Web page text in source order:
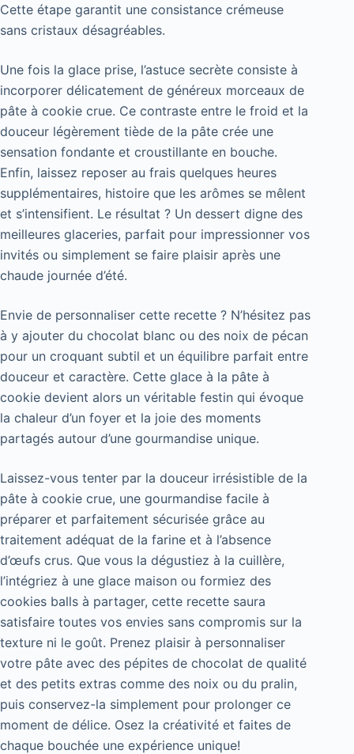
Cette étape garantit une consistance crémeuse
sans cristaux désagréables.
Une fois la glace prise, l’astuce secrète consiste à
incorporer délicatement de généreux morceaux de
pâte à cookie crue. Ce contraste entre le froid et la
douceur légèrement tiède de la pâte crée une
sensation fondante et croustillante en bouche.
Enfin, laissez reposer au frais quelques heures
supplémentaires, histoire que les arômes se mêlent
et s’intensifient. Le résultat ? Un dessert digne des
meilleures glaceries, parfait pour impressionner vos
invités ou simplement se faire plaisir après une
chaude journée d’été.
Envie de personnaliser cette recette ? N’hésitez pas
à y ajouter du chocolat blanc ou des noix de pécan
pour un croquant subtil et un équilibre parfait entre
douceur et caractère. Cette glace à la pâte à
cookie devient alors un véritable festin qui évoque
la chaleur d’un foyer et la joie des moments
partagés autour d’une gourmandise unique.
Laissez-vous tenter par la douceur irrésistible de la
pâte à cookie crue, une gourmandise facile à
préparer et parfaitement sécurisée grâce au
traitement adéquat de la farine et à l’absence
d’œufs crus. Que vous la dégustiez à la cuillère,
l’intégriez à une glace maison ou formiez des
cookies balls à partager, cette recette saura
satisfaire toutes vos envies sans compromis sur la
texture ni le goût. Prenez plaisir à personnaliser
votre pâte avec des pépites de chocolat de qualité
et des petits extras comme des noix ou du pralin,
puis conservez-la simplement pour prolonger ce
moment de délice. Osez la créativité et faites de
chaque bouchée une expérience unique!